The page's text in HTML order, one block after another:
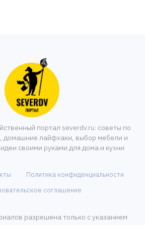
портал severdv.ru: советы по
домашние лайфхаки, выбор мебели и
своими руками для дома и кухни
Политика конфиденциальности
соглашение
разрешена только с указанием